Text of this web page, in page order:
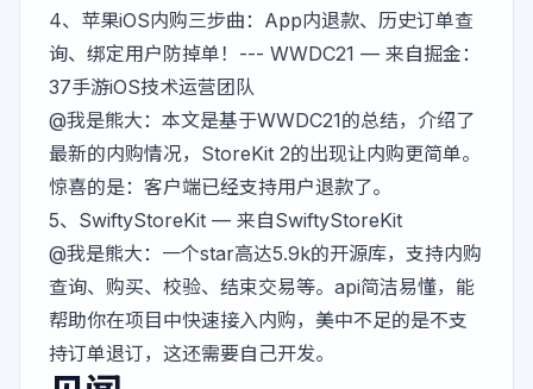
4、 苹果iOS内购三步曲：App内退款、历史订单查
询、绑定用户防掉单！--- WWDC21 — 来自掘金：
37手游iOS技术运营团队
@我是熊大：本文是基于WWDC21的总结，介绍了
最新的内购情况，StoreKit 2的出现让内购更简单。
惊喜的是：客户端已经支持用户退款了。
5、 SwiftyStoreKit — 来自SwiftyStoreKit
@我是熊大：一个star高达5.9k的开源库，支持内购
查询、购买、校验、结束交易等。api简洁易懂，能
帮助你在项目中快速接入内购，美中不足的是不支
持订单退订，这还需要自己开发。